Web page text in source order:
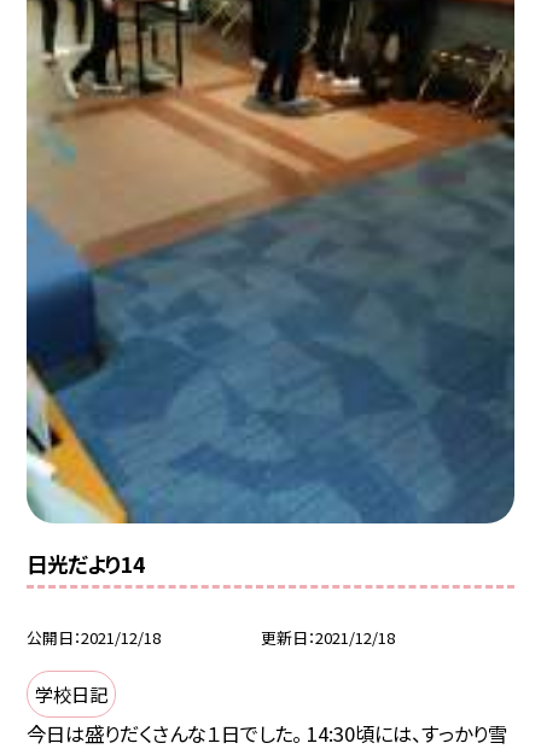
日光だより14
公開日 2021/12/18 更新日 2021/12/18
学校日記
今日は盛りだくさんな１日でした。 14:30頃には、すっかり雪